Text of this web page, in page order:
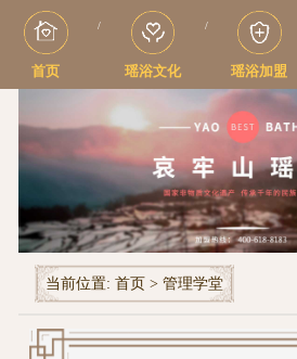
首页
/
瑶浴文化
/
瑶浴加盟
当前位置: 首页 > 管理学堂